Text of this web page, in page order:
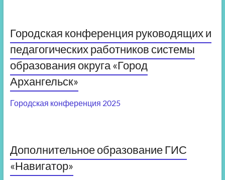
Городская конференция руководящих и
педагогических работников системы
образования округа «Город
Архангельск»
Городская конференция 2025
Дополнительное образование ГИС
«Навигатор»